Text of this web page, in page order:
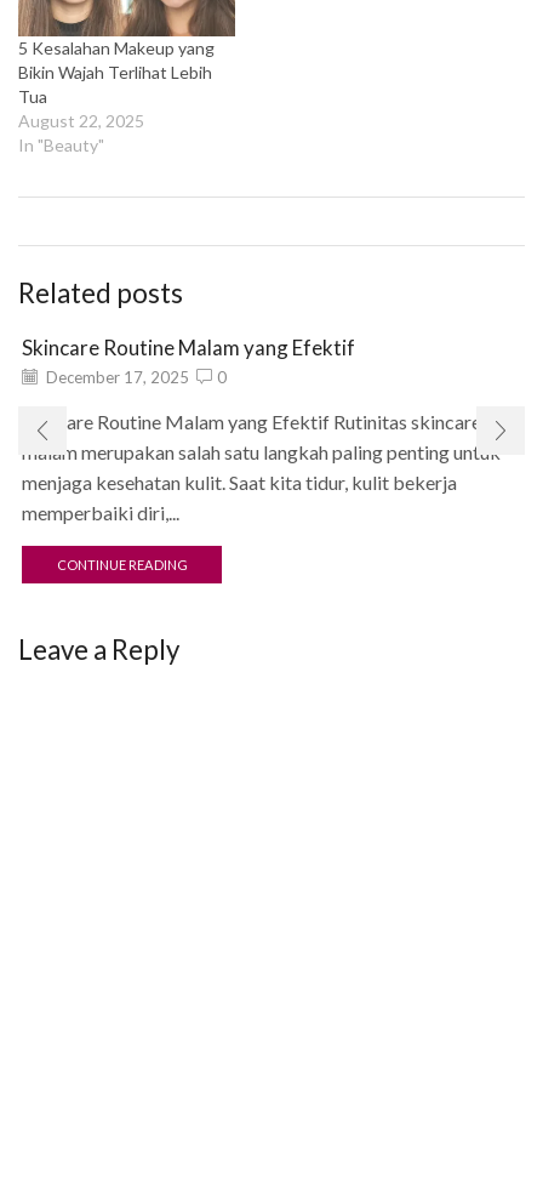
5 Kesalahan Makeup yang
Bikin Wajah Terlihat Lebih
Tua
August 22, 2025
In "Beauty"
Related posts
Skincare Routine Malam yang Efektif
December 17, 2025 0
Skincare Routine Malam yang Efektif Rutinitas skincare
malam merupakan salah satu langkah paling penting untuk
menjaga kesehatan kulit. Saat kita tidur, kulit bekerja
memperbaiki diri,...
CONTINUE READING
Leave a Reply